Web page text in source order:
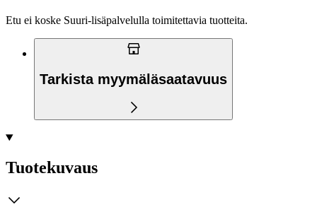
Etu ei koske Suuri‑lisäpalvelulla toimitettavia tuotteita.
Tarkista myymäläsaatavuus
Tuotekuvaus